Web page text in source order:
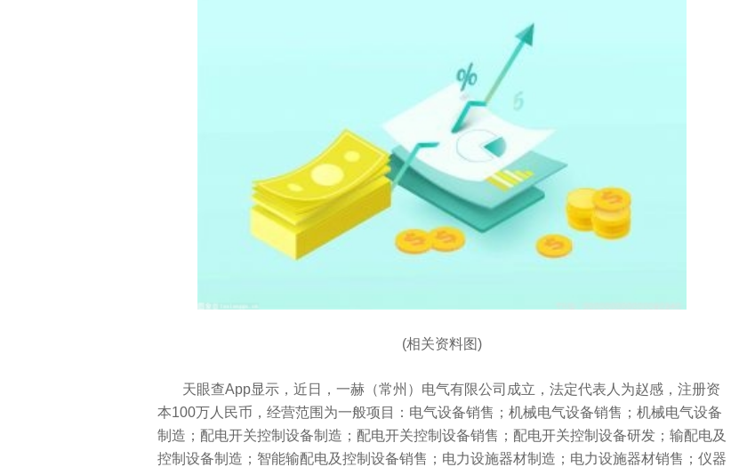
(相关资料图)
天眼查App显示，近日，一赫（常州）电气有限公司成立，法定代表人为赵感，注册资
本100万人民币，经营范围为一般项目：电气设备销售；机械电气设备销售；机械电气设备
制造；配电开关控制设备制造；配电开关控制设备销售；配电开关控制设备研发；输配电及
控制设备制造；智能输配电及控制设备销售；电力设施器材制造；电力设施器材销售；仪器